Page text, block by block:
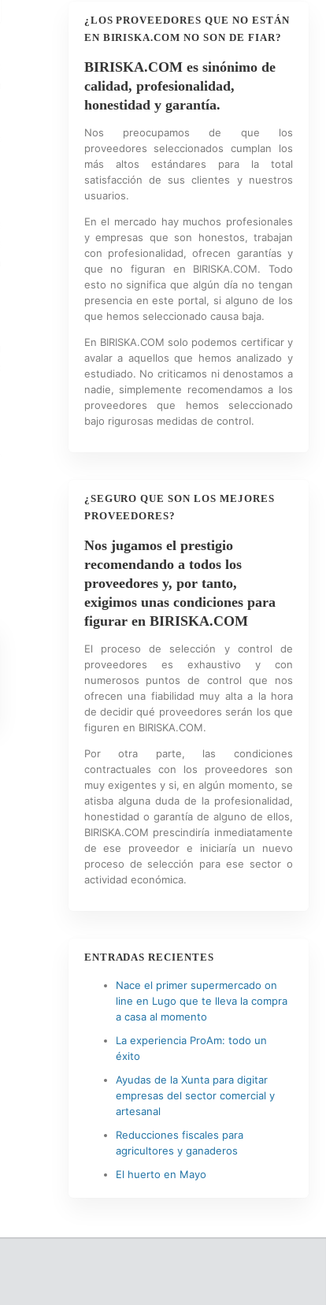
¿LOS PROVEEDORES QUE NO ESTÁN
EN BIRISKA.COM NO SON DE FIAR?
BIRISKA.COM es sinónimo de
calidad, profesionalidad,
honestidad y garantía.
Nos preocupamos de que los
proveedores seleccionados cumplan los
más altos estándares para la total
satisfacción de sus clientes y nuestros
usuarios.
En el mercado hay muchos profesionales
y empresas que son honestos, trabajan
con profesionalidad, ofrecen garantías y
que no figuran en BIRISKA.COM. Todo
esto no significa que algún día no tengan
presencia en este portal, si alguno de los
que hemos seleccionado causa baja.
En BIRISKA.COM solo podemos certificar y
avalar a aquellos que hemos analizado y
estudiado. No criticamos ni denostamos a
nadie, simplemente recomendamos a los
proveedores que hemos seleccionado
bajo rigurosas medidas de control.
¿SEGURO QUE SON LOS MEJORES
PROVEEDORES?
Nos jugamos el prestigio
recomendando a todos los
proveedores y, por tanto,
exigimos unas condiciones para
figurar en BIRISKA.COM
El proceso de selección y control de
proveedores es exhaustivo y con
numerosos puntos de control que nos
ofrecen una fiabilidad muy alta a la hora
de decidir qué proveedores serán los que
figuren en BIRISKA.COM.
Por otra parte, las condiciones
contractuales con los proveedores son
muy exigentes y si, en algún momento, se
atisba alguna duda de la profesionalidad,
honestidad o garantía de alguno de ellos,
BIRISKA.COM prescindiría inmediatamente
de ese proveedor e iniciaría un nuevo
proceso de selección para ese sector o
actividad económica.
ENTRADAS RECIENTES
Nace el primer supermercado on
line en Lugo que te lleva la compra
a casa al momento
La experiencia ProAm: todo un
éxito
Ayudas de la Xunta para digitar
empresas del sector comercial y
artesanal
Reducciones fiscales para
agricultores y ganaderos
El huerto en Mayo